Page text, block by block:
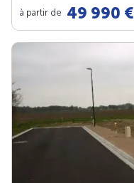
à partir de 49 990 €